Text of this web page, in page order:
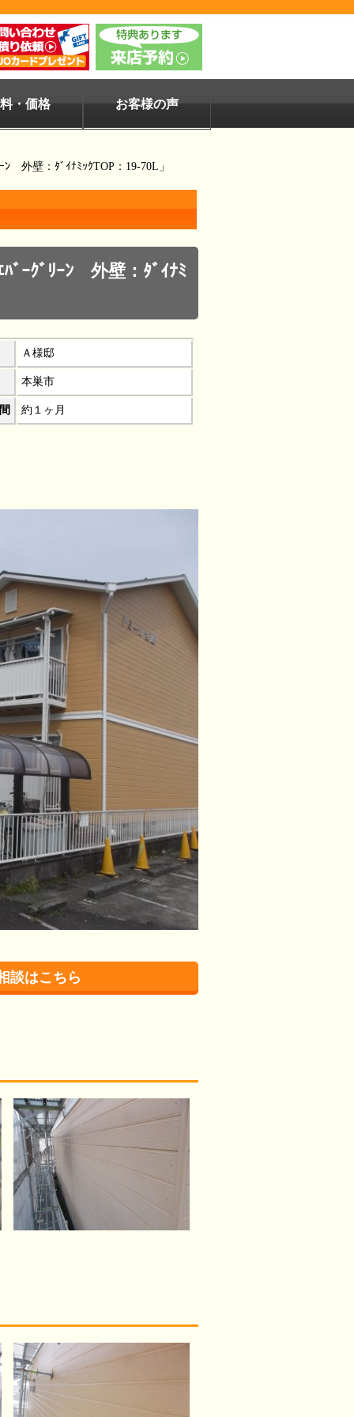
・価格 お客様の声
外壁：ﾀﾞｲﾅﾐｯｸTOP：19-70L」
ﾞｰｸﾞﾘｰﾝ 外壁：ﾀﾞｲﾅﾐ
Ａ様邸
本巣市
約１ヶ月
談はこちら